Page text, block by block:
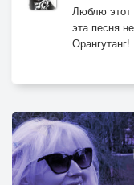
Люблю этот
эта песня
Орангутанг!